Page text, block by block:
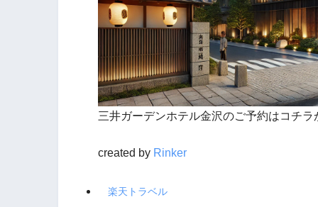
三井ガーデンホテル金沢のご予約はコチラ
created by Rinker
楽天トラベル